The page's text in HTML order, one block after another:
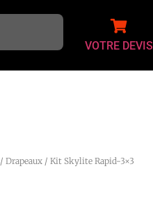
VOTRE DEVIS
/Drapeaux / Kit Skylite Rapid-3×3